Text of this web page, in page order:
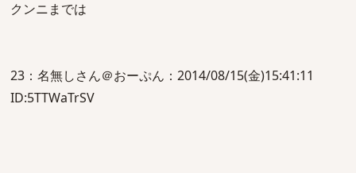
クンニまでは
23：名無しさん＠おーぷん：2014/08/15(金)15:41:11
ID:5TTWaTrSV